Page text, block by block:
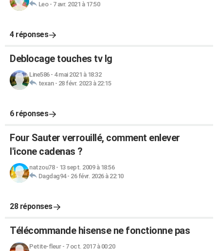
Leo- 7 avr. 2021 à 17:50
4 réponses
Deblocage touches tv lg
Line586- 4 mai 2021 à 18:32
texan- 28 févr. 2023 à 22:15
6 réponses
Four Sauter verrouillé, comment enlever
l'icone cadenas ?
natzou78- 13 sept. 2009 à 18:56
Dagdag94- 26 févr. 2026 à 22:10
28 réponses
Télécommande hisense ne fonctionne pas
Petite-fleur- 7 oct. 2017 à 00:20